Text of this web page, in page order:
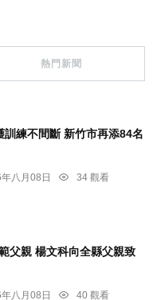
熱門新聞
訓練不間斷 新竹市再添84名
八月08日
34 觀看
父親 楊文科向全縣父親致
八月08日 40 觀看